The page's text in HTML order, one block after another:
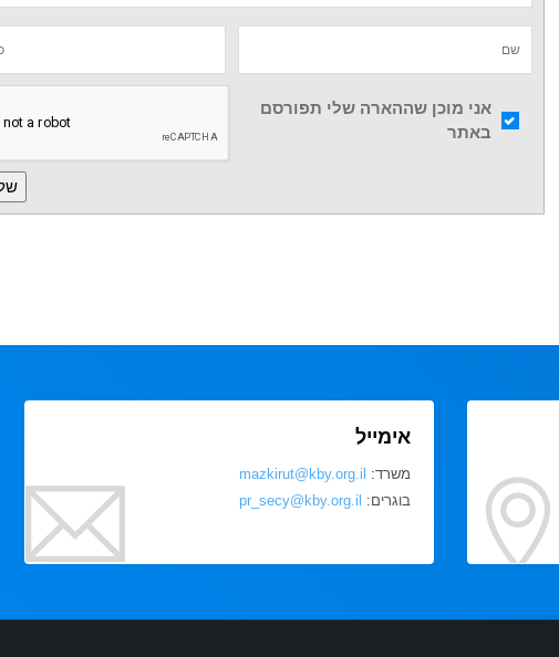
אני מוכן שההארה שלי תפורסם
באתר
אימייל
משרד: mazkirut@kby.org.il
בוגרים: pr_secy@kby.org.il